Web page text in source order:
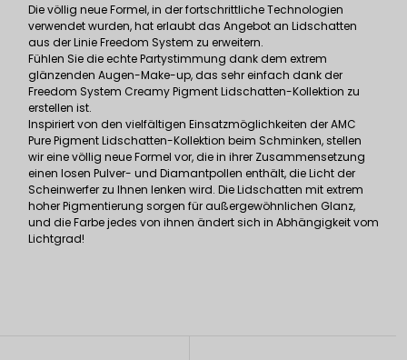
Die völlig neue Formel, in der fortschrittliche Technologien
verwendet wurden, hat erlaubt das Angebot an Lidschatten
aus der Linie Freedom System zu erweitern.
Fühlen Sie die echte Partystimmung dank dem extrem
glänzenden Augen-Make-up, das sehr einfach dank der
Freedom System Creamy Pigment Lidschatten-Kollektion zu
erstellen ist.
Inspiriert von den vielfältigen Einsatzmöglichkeiten der AMC
Pure Pigment Lidschatten-Kollektion beim Schminken, stellen
wir eine völlig neue Formel vor, die in ihrer Zusammensetzung
einen losen Pulver- und Diamantpollen enthält, die Licht der
Scheinwerfer zu Ihnen lenken wird. Die Lidschatten mit extrem
hoher Pigmentierung sorgen für außergewöhnlichen Glanz,
und die Farbe jedes von ihnen ändert sich in Abhängigkeit vom
Lichtgrad!